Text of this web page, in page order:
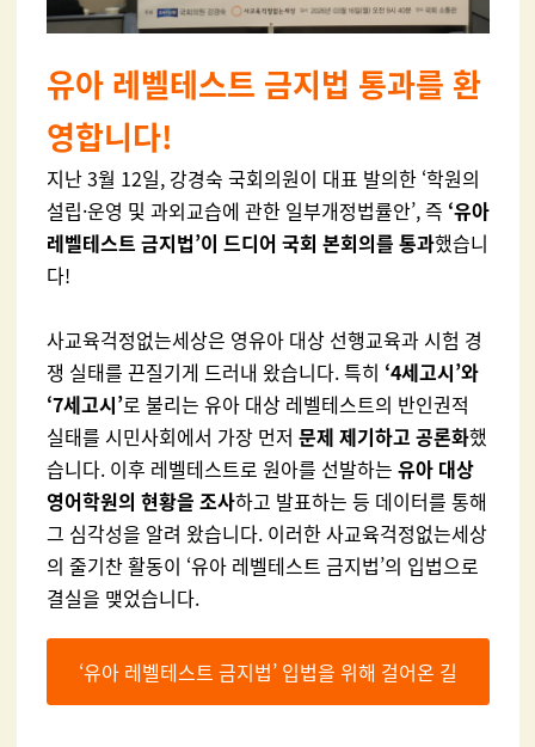
유아 레벨테스트 금지법 통과를 환
영합니다!
지난 3월 12일, 강경숙 국회의원이 대표 발의한 ‘학원의
설립·운영 및 과외교습에 관한 일부개정법률안’, 즉 ‘유아
레벨테스트 금지법’이 드디어 국회 본회의를 통과했습니
다!
사교육걱정없는세상은 영유아 대상 선행교육과 시험 경
쟁 실태를 끈질기게 드러내 왔습니다. 특히 ‘4세고시’와
‘7세고시’로 불리는 유아 대상 레벨테스트의 반인권적
실태를 시민사회에서 가장 먼저 문제 제기하고 공론화했
습니다. 이후 레벨테스트로 원아를 선발하는 유아 대상
영어학원의 현황을 조사하고 발표하는 등 데이터를 통해
그 심각성을 알려 왔습니다. 이러한 사교육걱정없는세상
의 줄기찬 활동이 ‘유아 레벨테스트 금지법’의 입법으로
결실을 맺었습니다.
‘유아 레벨테스트 금지법’ 입법을 위해 걸어온 길